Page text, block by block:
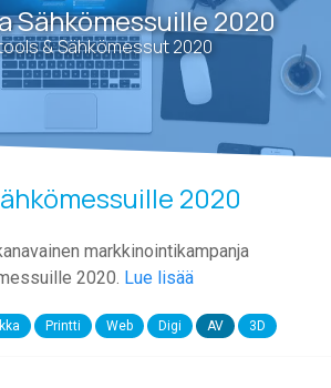
Sähkömessuille 2020
& Sähkömessut 2020
2020
markkinointikampanja
2020. Lue lisää
Printti Web Digi AV 3D